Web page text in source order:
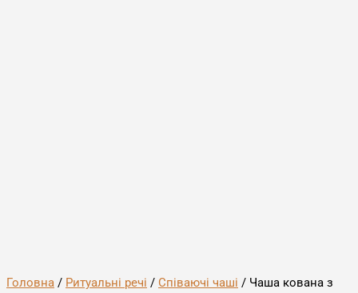
Головна / Ритуальні речі / Співаючі чаші / Чаша кована з